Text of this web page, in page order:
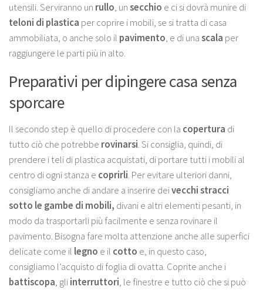
utensili. Serviranno un rullo, unsecchio e ci si dovrà munire di
teloni di plastica per coprire i mobili, se si tratta di casa
ammobiliata, o anche solo il pavimento, e di unascala per
raggiungere le parti più in alto.
Preparativi per dipingere casa senza
sporcare
Il secondo step è quello di procedere con la copertura di
tutto ciò che potrebbe rovinarsi. Si consiglia, quindi, di
prendere i teli di plastica acquistati, di portare tutti i mobili al
centro di ogni stanza e coprirli. Per evitare ulteriori danni,
consigliamo anche di andare a inserire deivecchi stracci
sotto le gambe di mobili, divani e altri elementi pesanti, in
modo da trasportarli più facilmente e senza rovinare il
pavimento. Bisogna fare molta attenzione anche alle superfici
delicate come il legno e il cotto e, in questo caso,
consigliamo l’acquisto di foglia di ovatta. Coprite anche i
battiscopa, gliinterruttori, le finestre e tutto ciò che si può